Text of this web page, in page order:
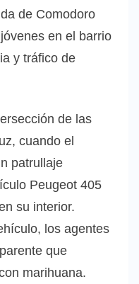
de Comodoro
en el barrio
y tráfico de
de las
cuando el
patrullaje
Peugeot 405
su interior.
los agentes
que
marihuana.